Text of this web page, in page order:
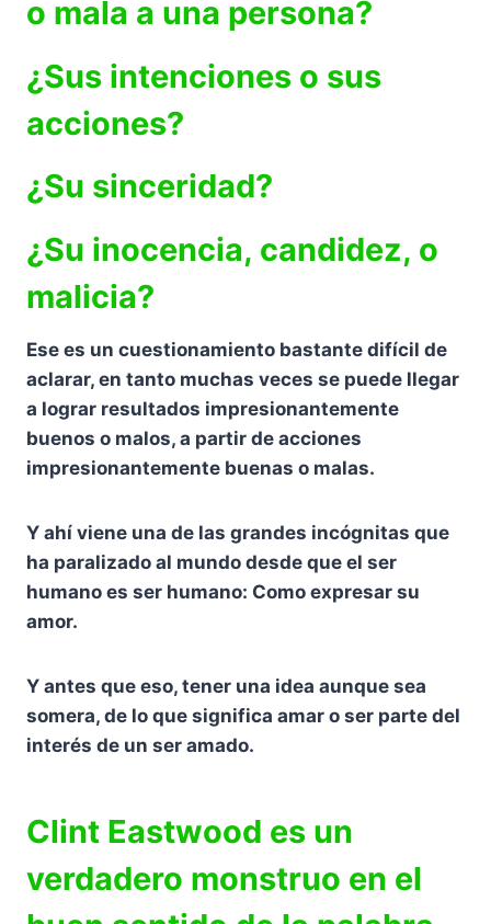
o mala a una persona?
¿Sus intenciones o sus
acciones?
¿Su sinceridad?
¿Su inocencia, candidez, o
malicia?
Ese es un cuestionamiento bastante difícil de
aclarar, en tanto muchas veces se puede llegar
a lograr resultados impresionantemente
buenos o malos, a partir de acciones
impresionantemente buenas o malas.
Y ahí viene una de las grandes incógnitas que
ha paralizado al mundo desde que el ser
humano es ser humano: Como expresar su
amor.
Y antes que eso, tener una idea aunque sea
somera, de lo que significa amar o ser parte del
interés de un ser amado.
Clint Eastwood es un
verdadero monstruo en el